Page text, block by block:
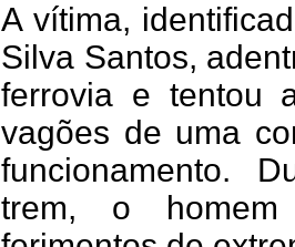
A vítima,
Silva Santos,
ferrovia e tentou
vagões de uma
funcionamento.
trem, o homem